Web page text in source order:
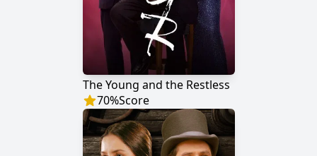
The Young and the Restless
70%Score